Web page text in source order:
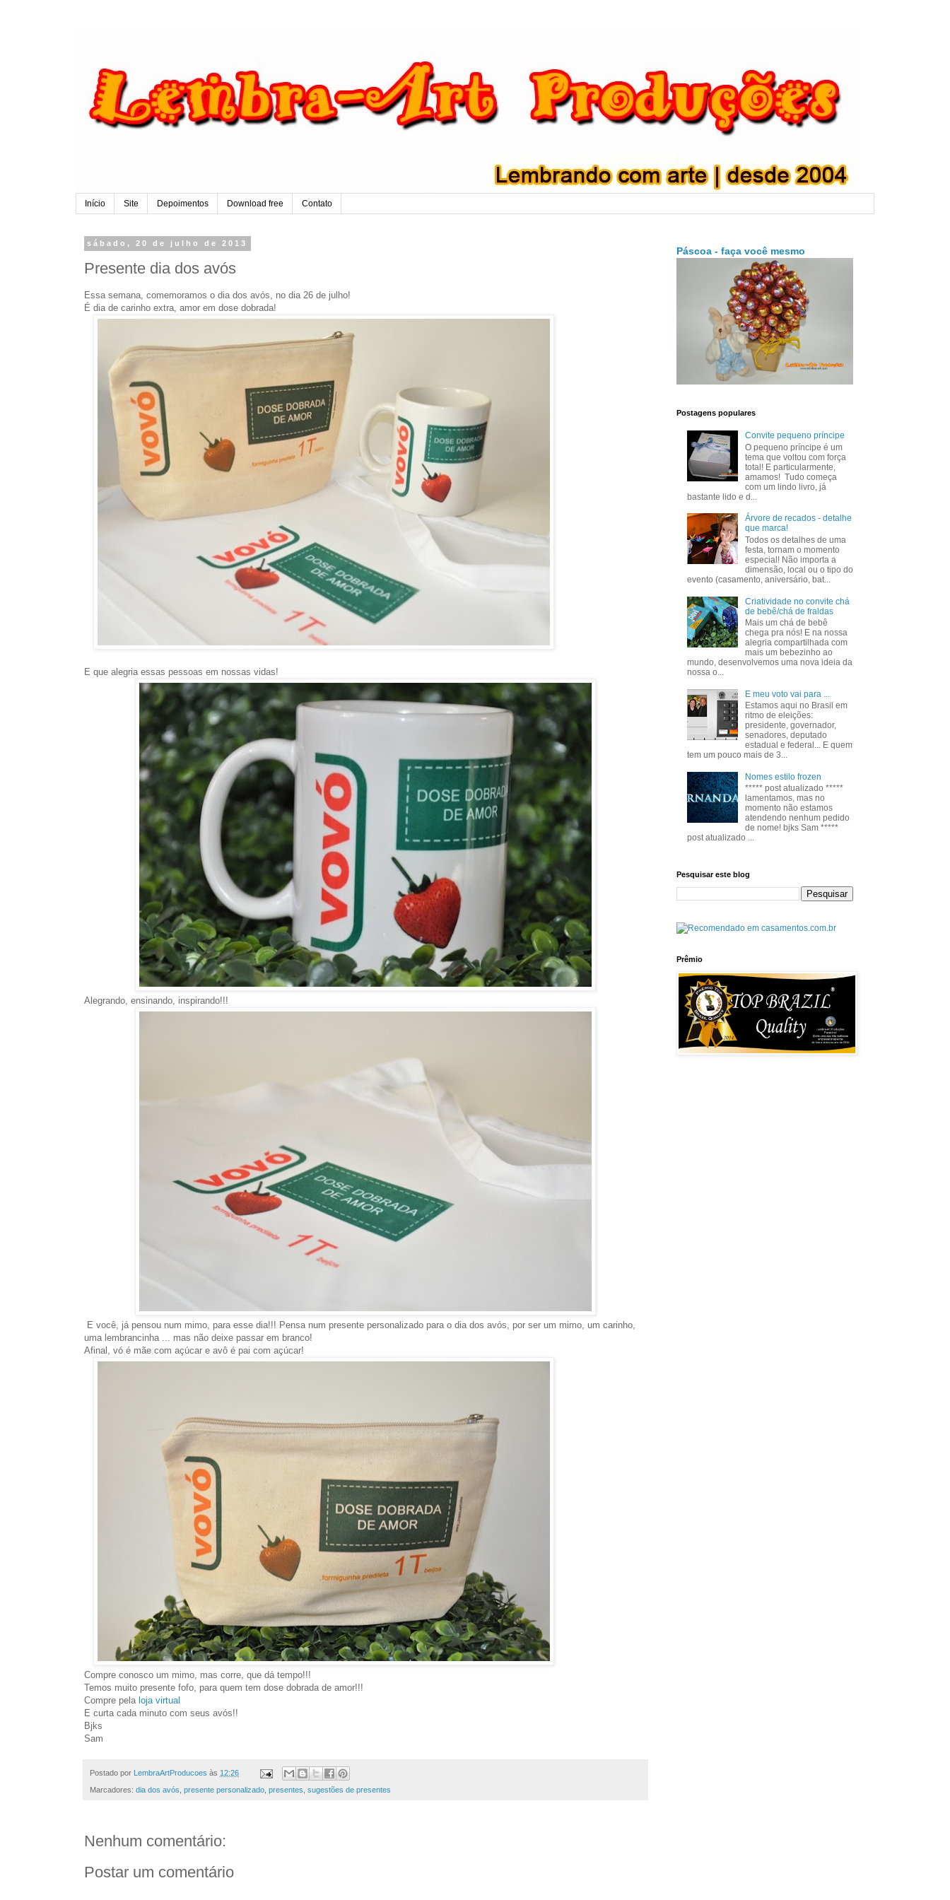
Início Site Depoimentos Download free Contato
sábado, 20 de julho de 2013
Presente dia dos avós
Essa semana, comemoramos o dia dos avós, no dia 26 de julho!
É dia de carinho extra, amor em dose dobrada!
E que alegria essas pessoas em nossas vidas!
Alegrando, ensinando, inspirando!!!
E você, já pensou num mimo, para esse dia!!! Pensa num presente personalizado para o dia dos avós, por ser um mimo, um carinho,
uma lembrancinha ... mas não deixe passar em branco!
Afinal, vó é mãe com açúcar e avô é pai com açúcar!
Compre conosco um mimo, mas corre, que dá tempo!!!
Temos muito presente fofo, para quem tem dose dobrada de amor!!!
Compre pela loja virtual
E curta cada minuto com seus avós!!
Bjks
Sam
Postado por LembraArtProducoes às 12:26
Marcadores: dia dos avós, presente personalizado, presentes, sugestões de presentes
Nenhum comentário:
Postar um comentário
Páscoa - faça você mesmo
Postagens populares
Convite pequeno príncipe
O pequeno príncipe é um
tema que voltou com força
total! E particularmente,
amamos! Tudo começa
com um lindo livro, já
bastante lido e d...
Árvore de recados - detalhe
que marca!
Todos os detalhes de uma
festa, tornam o momento
especial! Não importa a
dimensão, local ou o tipo do
evento (casamento, aniversário, bat...
Criatividade no convite chá
de bebê/chá de fraldas
Mais um chá de bebê
chega pra nós! E na nossa
alegria compartilhada com
mais um bebezinho ao
mundo, desenvolvemos uma nova ideia da
nossa o...
E meu voto vai para ...
Estamos aqui no Brasil em
ritmo de eleições:
presidente, governador,
senadores, deputado
estadual e federal... E quem
tem um pouco mais de 3...
Nomes estilo frozen
***** post atualizado *****
lamentamos, mas no
momento não estamos
atendendo nenhum pedido
de nome! bjks Sam *****
post atualizado ...
Pesquisar este blog
Prêmio